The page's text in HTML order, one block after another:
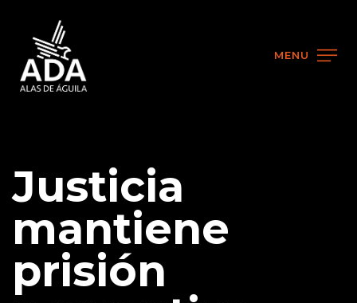
MENU
Justicia
mantiene
prisión